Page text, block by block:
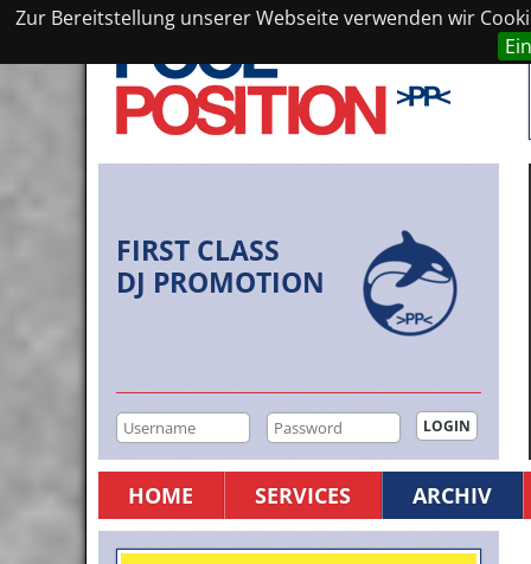
Zur Bereitstellung unserer Webseite verwenden wir
FIRST CLASS
DJ PROMOTION
HOME SERVICES ARCHIV